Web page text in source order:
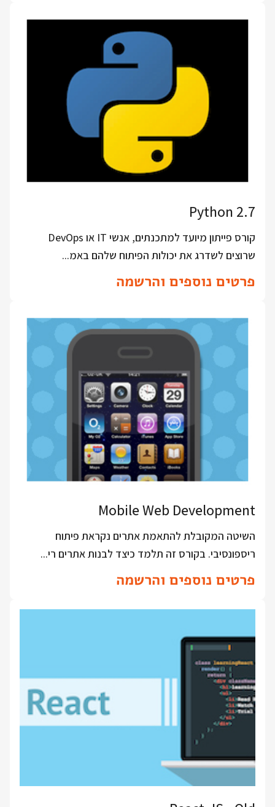
Python 2.7
קורס פייתון מיועד למתכנתים, אנשי IT או DevOps
שרוצים לשדרג את יכולות הפיתוח שלהם באמ...
פרטים נוספים והרשמה
Mobile Web Development
השיטה המקובלת להתאמת אתרים נקראת פיתוח
ריספונסיבי. בקורס זה תלמד כיצד לבנות אתרים רי...
פרטים נוספים והרשמה